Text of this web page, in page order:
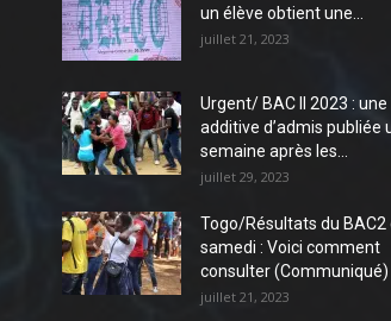
un élève obtient une...
juillet 21, 2023
Urgent/ BAC II 2023 : une
additive d’admis publiée
semaine après les...
juillet 29, 2023
Togo/Résultats du BAC2
samedi : Voici comment
consulter (Communiqué)
juillet 21, 2023